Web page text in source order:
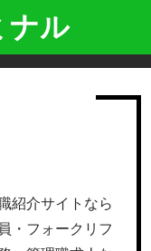
ナル
紹介サイトなら
・フォークリフ